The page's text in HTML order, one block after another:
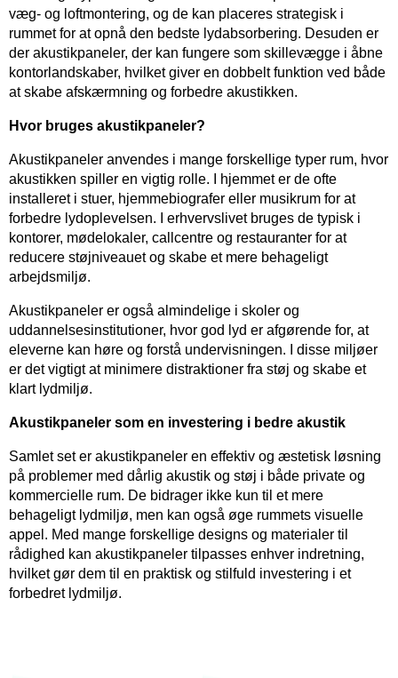
væg- og loftmontering, og de kan placeres strategisk i
rummet for at opnå den bedste lydabsorbering. Desuden er
der akustikpaneler, der kan fungere som skillevægge i åbne
kontorlandskaber, hvilket giver en dobbelt funktion ved både
at skabe afskærmning og forbedre akustikken.
Hvor bruges akustikpaneler?
Akustikpaneler anvendes i mange forskellige typer rum, hvor
akustikken spiller en vigtig rolle. I hjemmet er de ofte
installeret i stuer, hjemmebiografer eller musikrum for at
forbedre lydoplevelsen. I erhvervslivet bruges de typisk i
kontorer, mødelokaler, callcentre og restauranter for at
reducere støjniveauet og skabe et mere behageligt
arbejdsmiljø.
Akustikpaneler er også almindelige i skoler og
uddannelsesinstitutioner, hvor god lyd er afgørende for, at
eleverne kan høre og forstå undervisningen. I disse miljøer
er det vigtigt at minimere distraktioner fra støj og skabe et
klart lydmiljø.
Akustikpaneler som en investering i bedre akustik
Samlet set er akustikpaneler en effektiv og æstetisk løsning
på problemer med dårlig akustik og støj i både private og
kommercielle rum. De bidrager ikke kun til et mere
behageligt lydmiljø, men kan også øge rummets visuelle
appel. Med mange forskellige designs og materialer til
rådighed kan akustikpaneler tilpasses enhver indretning,
hvilket gør dem til en praktisk og stilfuld investering i et
forbedret lydmiljø.